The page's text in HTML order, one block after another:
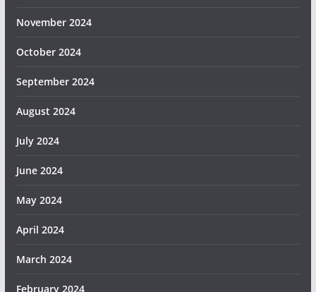
November 2024
October 2024
September 2024
August 2024
July 2024
June 2024
May 2024
April 2024
March 2024
February 2024